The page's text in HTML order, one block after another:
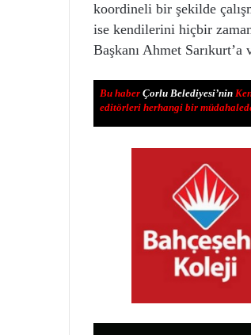
koordineli bir şekilde
ise kendilerini hiçbir
Başkanı Ahmet
Bu haberÇorlu Belediyesi’nin
editörleri herhangi bir